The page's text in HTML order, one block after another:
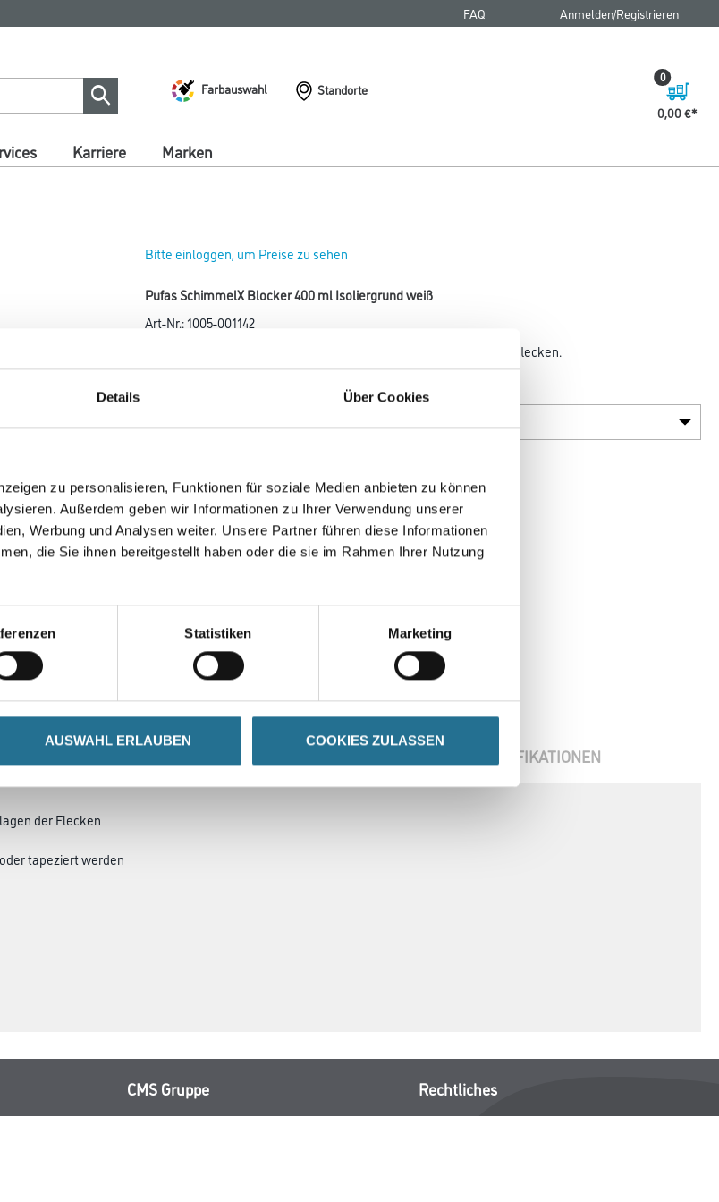
Details Über Cookies
zu personalisieren, Funktionen für soziale Medien anbieten zu können
Außerdem geben wir Informationen zu Ihrer Verwendung unserer
Werbung und Analysen weiter. Unsere Partner führen diese Informationen
die Sie ihnen bereitgestellt haben oder die sie im Rahmen Ihrer Nutzung
Statistiken Marketing
AUSWAHL ERLAUBEN COOKIES ZULASSEN
FAQ Anmelden/Registrieren
Farbauswahl
Standorte
0,00 €
0
Karriere Marken
Bitte einloggen, um Preise zu sehen
Pufas SchimmelX Blocker 400 ml Isoliergrund weiß
Art-Nr.:1005-001142
Weiß deckender Sperrgrund gegen Schimmel-, Stock- und Wasserflecken.
Umrechnungsfaktoren
SPEZIFIKATIONEN
der Flecken
tapeziert werden
CMS Gruppe
Unternehmen
Rechtliches
AGB